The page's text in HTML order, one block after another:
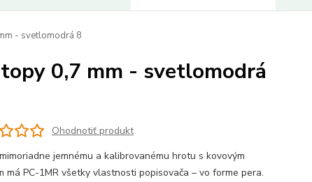
- svetlomodrá 8
0,7 mm - svetlomodrá
Ohodnotiť produkt
jemnému a kalibrovanému hrotu s kovovým
má PC-1MR všetky vlastnosti popisovača – vo forme pera.